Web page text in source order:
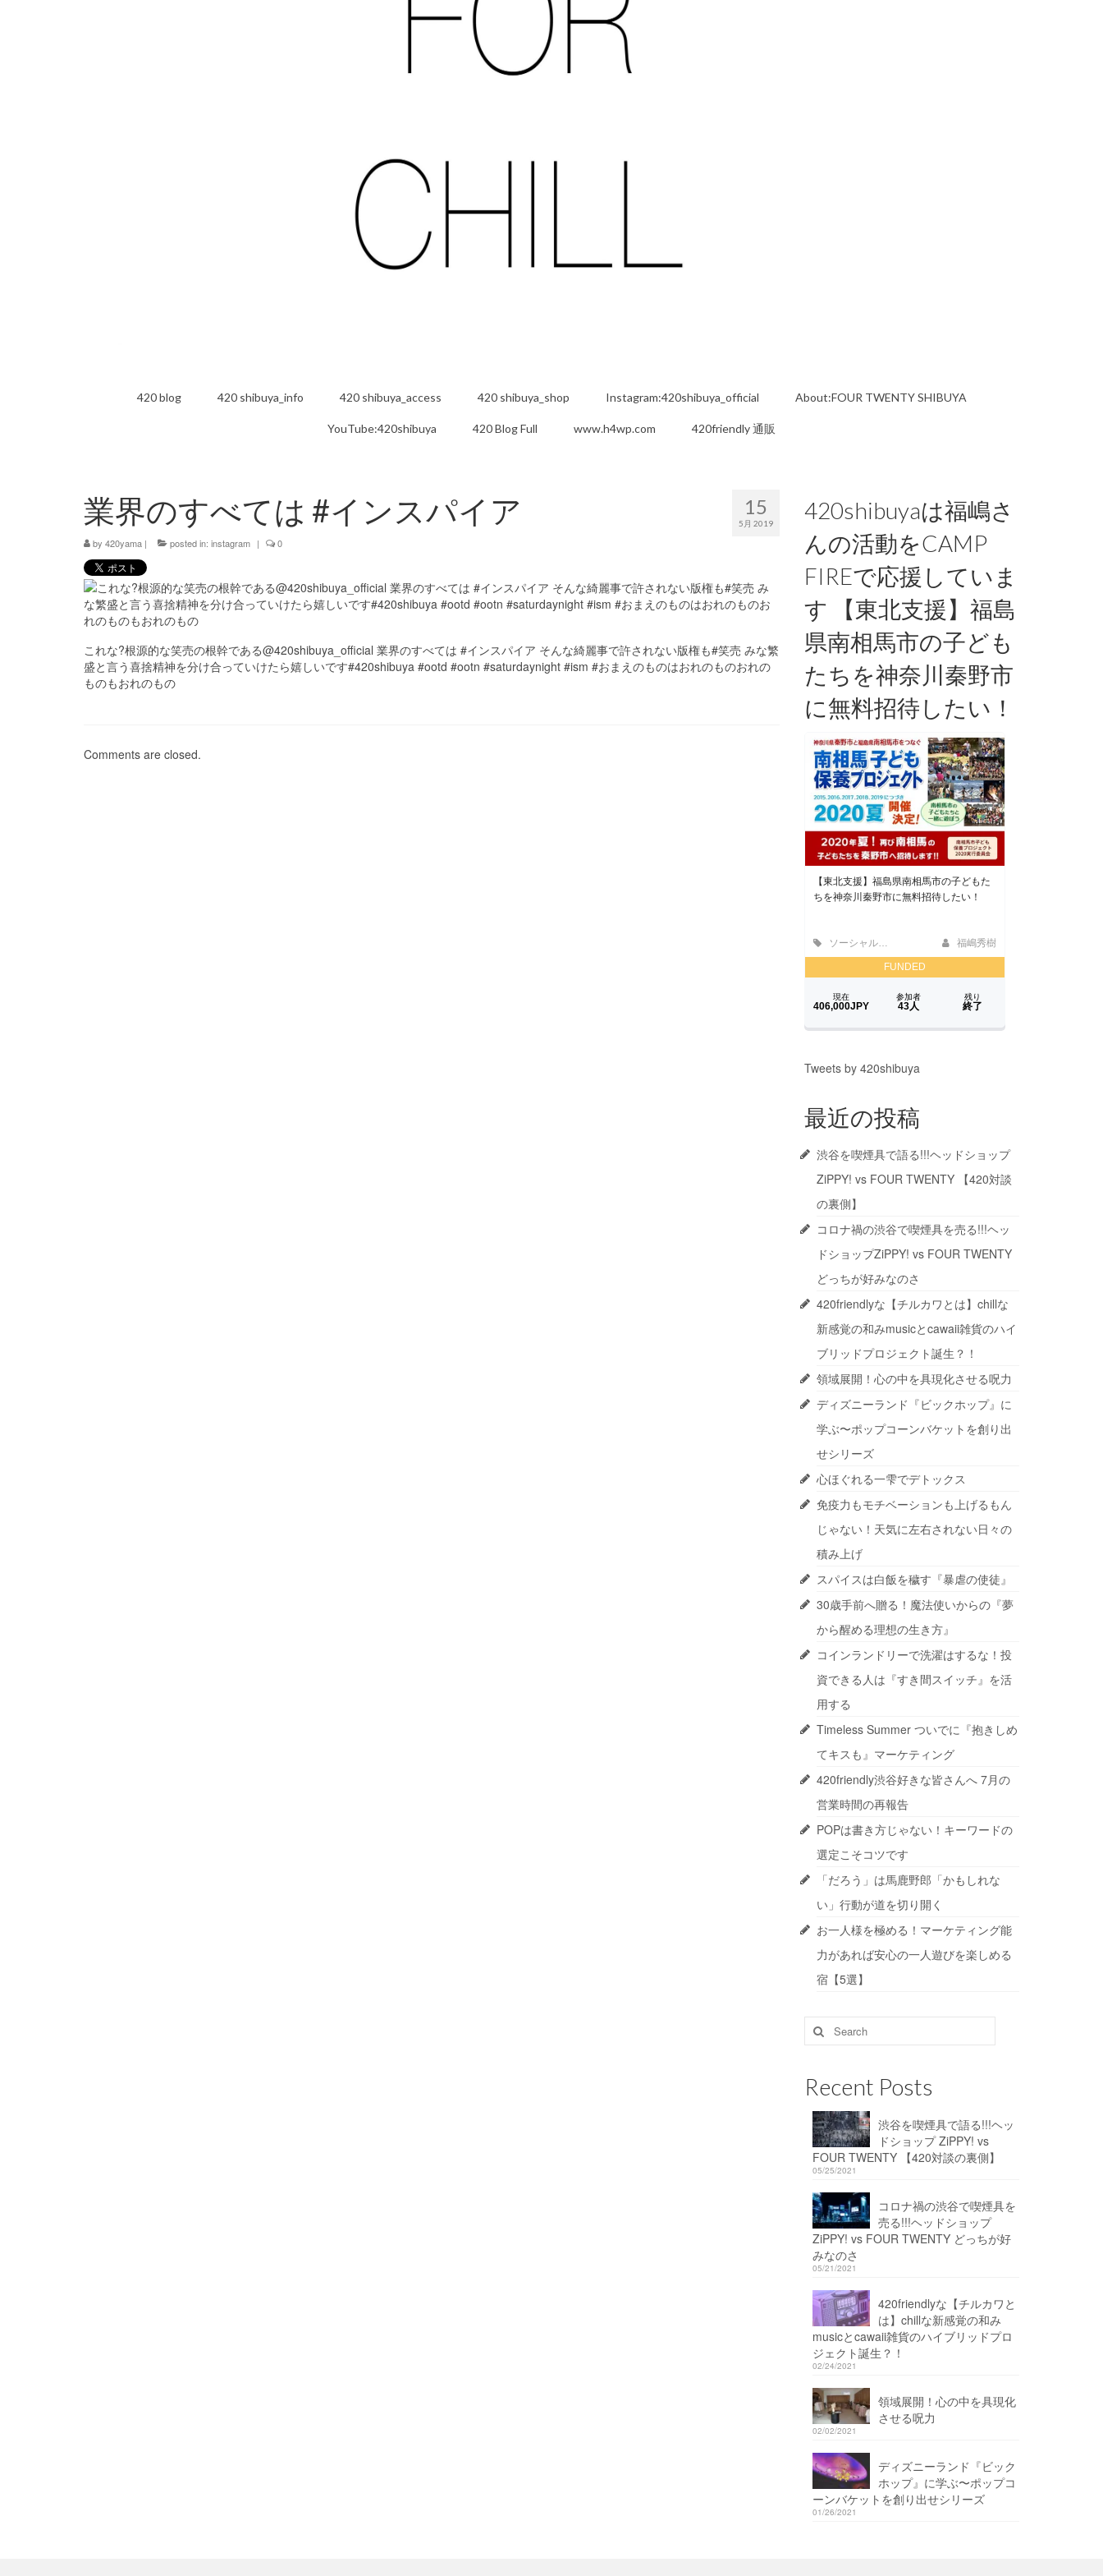
420 blog 420 shibuya_info 420 shibuya_access 420 shibuya_shop Instagram:420shibuya_official About:FOUR TWENTY SHIBUYA
YouTube:420shibuya 420 Blog Full www.h4wp.com 420friendly 通販
15
5月 2019
業界のすべては #インスパイア
by 420yama | posted in: instagram | 0
これな?根源的な笑売の根幹である@420shibuya_official 業界のすべては #インスパイア そんな綺麗事で許されない版権も#笑売 みな繁
盛と言う喜捨精神を分け合っていけたら嬉しいです#420shibuya #ootd #ootn #saturdaynight #ism #おまえのものはおれのものおれの
ものもおれのもの
Comments are closed.
420shibuyaは福嶋さ
んの活動をCAMP
FIREで応援していま
す 【東北支援】福島
県南相馬市の子ども
たちを神奈川秦野市
に無料招待したい！
Tweets by 420shibuya
最近の投稿
渋谷を喫煙具で語る!!!ヘッドショップ
ZiPPY! vs FOUR TWENTY 【420対談
の裏側】
コロナ禍の渋谷で喫煙具を売る!!!ヘッ
ドショップZiPPY! vs FOUR TWENTY
どっちが好みなのさ
420friendlyな【チルカワとは】chillな
新感覚の和みmusicとcawaii雑貨のハイ
ブリッドプロジェクト誕生？！
領域展開！心の中を具現化させる呪力
ディズニーランド『ビックホップ』に
学ぶ〜ポップコーンバケットを創り出
せシリーズ
心ほぐれる一雫でデトックス
免疫力もモチベーションも上げるもん
じゃない！天気に左右されない日々の
積み上げ
スパイスは白飯を穢す『暴虐の使徒』
30歳手前へ贈る！魔法使いからの『夢
から醒める理想の生き方』
コインランドリーで洗濯はするな！投
資できる人は『すき間スイッチ』を活
用する
Timeless Summer ついでに『抱きしめ
てキスも』マーケティング
420friendly渋谷好きな皆さんへ 7月の
営業時間の再報告
POPは書き方じゃない！キーワードの
選定こそコツです
「だろう」は馬鹿野郎「かもしれな
い」行動が道を切り開く
お一人様を極める！マーケティング能
力があれば安心の一人遊びを楽しめる
宿【5選】
Search
for:
Recent Posts
渋谷を喫煙具で語る!!!ヘッ
ドショップ ZiPPY! vs
FOUR TWENTY 【420対談の裏側】
05/25/2021
コロナ禍の渋谷で喫煙具を
売る!!!ヘッドショップ
ZiPPY! vs FOUR TWENTY どっちが好
みなのさ
05/21/2021
420friendlyな【チルカワと
は】chillな新感覚の和み
musicとcawaii雑貨のハイブリッドプロ
ジェクト誕生？！
02/24/2021
領域展開！心の中を具現化
させる呪力
02/02/2021
ディズニーランド『ビック
ホップ』に学ぶ〜ポップコ
ーンバケットを創り出せシリーズ
01/26/2021